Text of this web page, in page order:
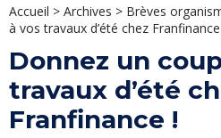
Accueil > Archives > Brèves
à vos travaux d’été chez
Donnez un
travaux d’été
Franfinance !